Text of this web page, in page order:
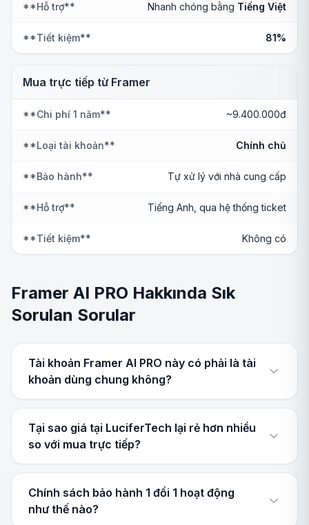
**Hỗ trợ** Nhanh chóng bằng Tiếng Việt
**Tiết kiệm** 81%
Mua trực tiếp từ Framer
**Chi phí 1 năm** ~9.400.000đ
**Loại tài khoản** Chính chủ
**Bảo hành** Tự xử lý với nhà cung cấp
**Hỗ trợ** Tiếng Anh, qua hệ thống ticket
**Tiết kiệm** Không có
Framer AI PRO Hakkında Sık
Sorulan Sorular
Tài khoản Framer AI PRO này có phải là tài
khoản dùng chung không?
Tại sao giá tại LuciferTech lại rẻ hơn nhiều
so với mua trực tiếp?
Chính sách bảo hành 1 đổi 1 hoạt động
như thế nào?